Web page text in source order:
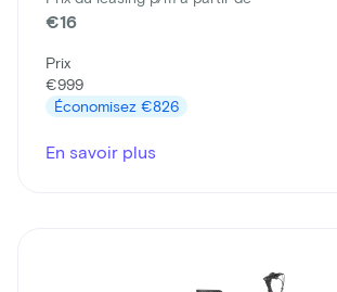
€16
Prix
€999
Économisez €826
En savoir plus